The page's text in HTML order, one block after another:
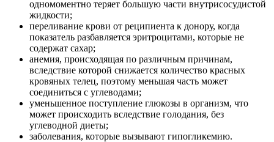
одномоментно теряет большую части внутрисосудистой
жидкости;
переливание крови от реципиента к донору, когда
показатель разбавляется эритроцитами, которые не
содержат сахар;
анемия, происходящая по различным причинам,
вследствие которой снижается количество красных
кровяных телец, поэтому меньшая часть может
соединиться с углеводами;
уменьшенное поступление глюкозы в организм, что
может происходить вследствие голодания, без
углеводной диеты;
заболевания, которые вызывают гипогликемию.